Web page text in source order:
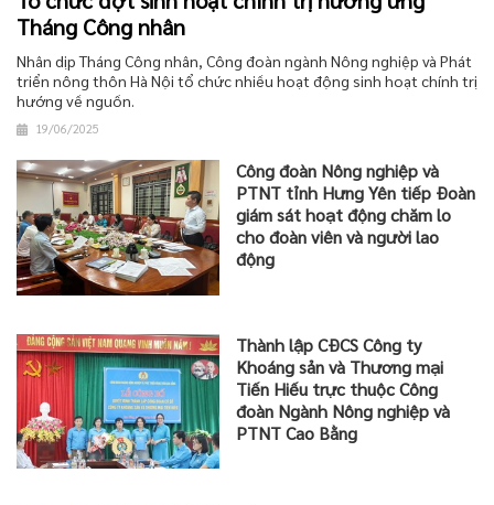
Tháng Công nhân
Nhân dịp Tháng Công nhân, Công đoàn ngành Nông nghiệp và Phát
triển nông thôn Hà Nội tổ chức nhiều hoạt động sinh hoạt chính trị
hướng về nguồn.
19/06/2025
Công đoàn Nông nghiệp và
PTNT tỉnh Hưng Yên tiếp Đoàn
giám sát hoạt động chăm lo
cho đoàn viên và người lao
động
Thành lập CĐCS Công ty
Khoáng sản và Thương mại
Tiến Hiếu trực thuộc Công
đoàn Ngành Nông nghiệp và
PTNT Cao Bằng